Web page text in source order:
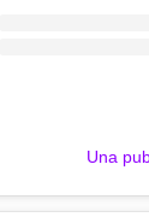
Una